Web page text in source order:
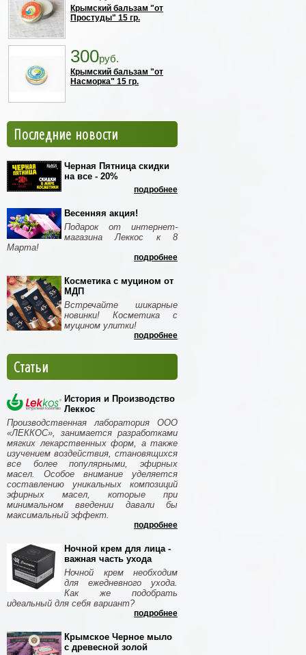
Крымский бальзам "от
Простуды" 15 гр.
300руб.
Крымский бальзам "от
Насморка" 15 гр.
Последние новости
Черная Пятница скидки
на все - 20%
подробнее
Весенняя акция!
Подарок от интернет-
магазина Леккос к 8
Марта!
подробнее
Косметика с муцином от
МДП
Встречайте шикарные
новинки! Косметика с
муцином улитки!
подробнее
Статьи
История и Производство
Леккос
Производственная лаборатория ООО
«ЛЕККОС», занимается разработками
мягких лекарственных форм, а также
изучением воздействия, становящихся
все более популярными, эфирных
масел. Особое внимание уделяется
составлению уникальных композиций
эфирных масел, которые при
минимальном введении давали бы
максимальный эффект.
подробнее
Ночной крем для лица -
важная часть ухода
Ночной крем необходим
для ежедневного ухода.
Как же подобрать
идеальный для себя вариант?
подробнее
Крымское Черное мыло
с древесной золой